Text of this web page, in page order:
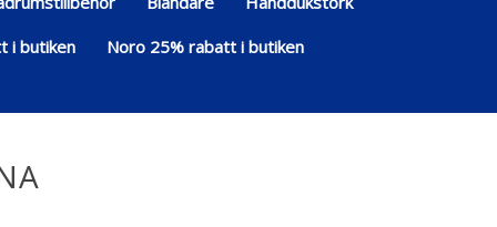
i butiken
Noro 25% rabatt i butiken